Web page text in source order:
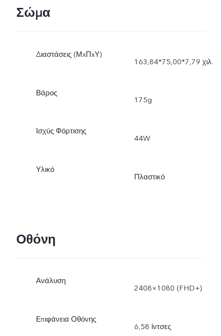
Σώμα
Διαστάσεις (ΜxΠxΥ)
163,84*75,00*7,79 χιλ.
Βάρος
175g
Ισχύς Φόρτισης
44W
Υλικό
Πλαστικό
Οθόνη
Ανάλυση
2408×1080 (FHD+)
Επιφάνεια Οθόνης
6,58 ίντσες